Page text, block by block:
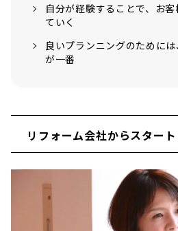
自分が経験することで、お
ていく
良いプランニングのために
が一番
リフォーム会社からスター